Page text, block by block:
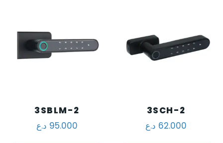
3SBLM-2
95.000 د.ع
3SCH-2
62.000 د.ع